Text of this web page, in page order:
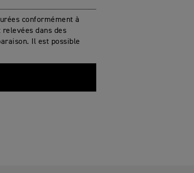
conformément à
dans des
Il est possible